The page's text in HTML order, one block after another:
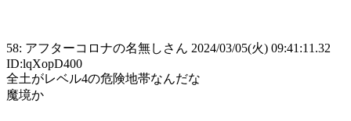
58: アフターコロナの名無しさん 2024/03/05(火) 09:41:11.32
ID:lqXopD400
全土がレベル4の危険地帯なんだな
魔境か